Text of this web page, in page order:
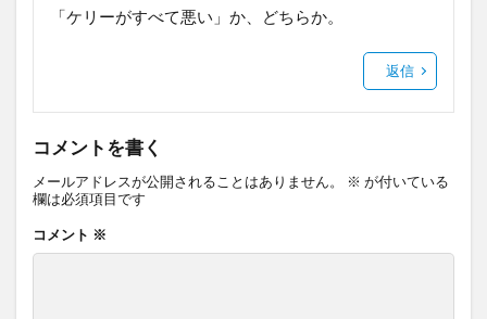
「ケリーがすべて悪い」か、どちらか。
返信
コメントを書く
メールアドレスが公開されることはありません。 ※ が付いている
欄は必須項目です
コメント ※